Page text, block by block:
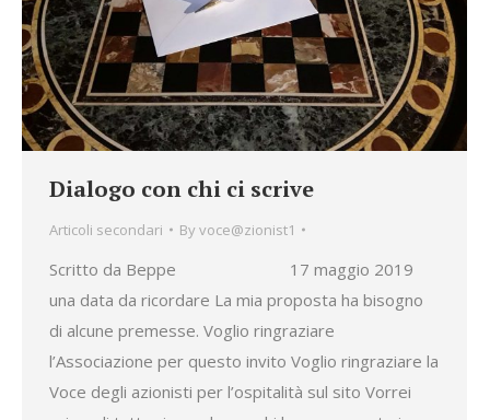
Dialogo con chi ci scrive
Articoli secondari Byvoce@zionist1
Scritto da Beppe 17 maggio 2019
una data da ricordare La mia proposta ha bisogno
di alcune premesse. Voglio ringraziare
l’Associazione per questo invito Voglio ringraziare la
Voce degli azionisti per l’ospitalità sul sito Vorrei